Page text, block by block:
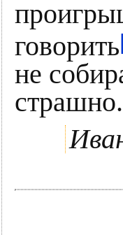
говорить
не
страшно.